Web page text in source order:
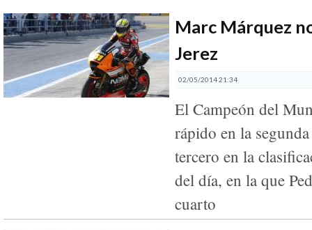
Marc Márquez
Jerez
02/05/2014 21:34
El Campeón del
rápido en la
tercero en la
del día, en la que
cuarto